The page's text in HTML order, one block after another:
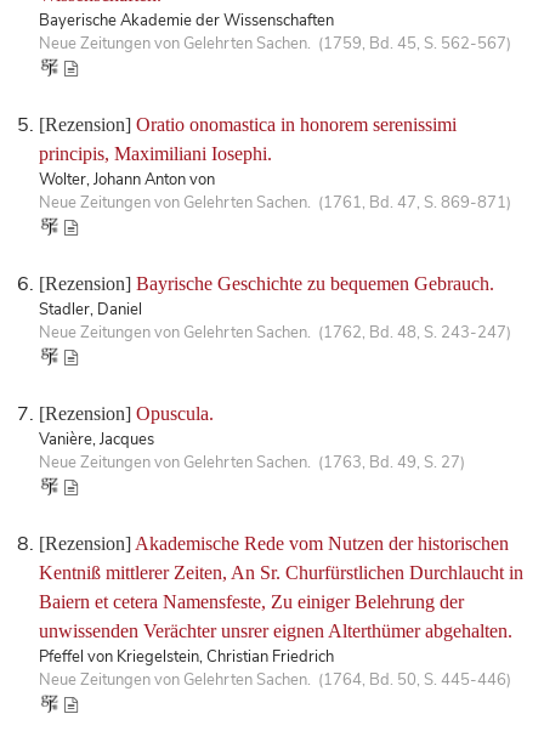
Bayerische Akademie der Wissenschaften
Neue Zeitungen von Gelehrten Sachen. (1759, Bd. 45, S. 562-567)
[Rezension] Oratio onomastica in honorem serenissimi
principis, Maximiliani Iosephi.
Wolter, Johann Anton von
Neue Zeitungen von Gelehrten Sachen. (1761, Bd. 47, S. 869-871)
[Rezension] Bayrische Geschichte zu bequemen Gebrauch.
Stadler, Daniel
Neue Zeitungen von Gelehrten Sachen. (1762, Bd. 48, S. 243-247)
[Rezension] Opuscula.
Vanière, Jacques
Neue Zeitungen von Gelehrten Sachen. (1763, Bd. 49, S. 27)
[Rezension] Akademische Rede vom Nutzen der historischen
Kentniß mittlerer Zeiten, An Sr. Churfürstlichen Durchlaucht in
Baiern et cetera Namensfeste, Zu einiger Belehrung der
unwissenden Verächter unsrer eignen Alterthümer abgehalten.
Pfeffel von Kriegelstein, Christian Friedrich
Neue Zeitungen von Gelehrten Sachen. (1764, Bd. 50, S. 445-446)